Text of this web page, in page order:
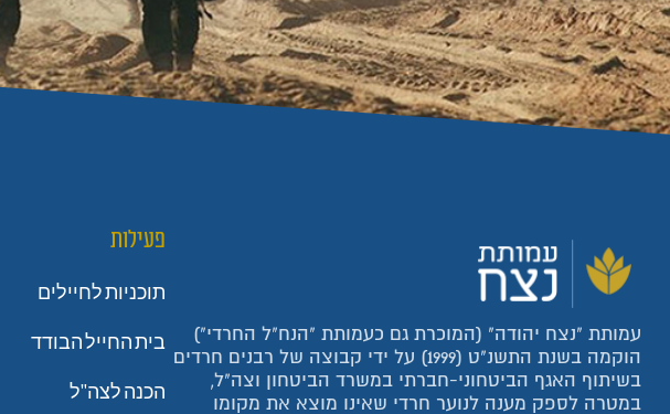
עמותת "נצח יהודה" (המוכרת גם כעמותת "הנח"ל החרדי")
הוקמה בשנת התשנ"ט (1999) על ידי קבוצה של רבנים חרדים
בשיתוף האגף הביטחוני-חברתי במשרד הביטחון וצה"ל,
במטרה לספק מענה לנוער חרדי שאינו מוצא את מקומו
פעילות
תוכניות לחיילים
בית החייל הבודד
הכנה לצה"ל